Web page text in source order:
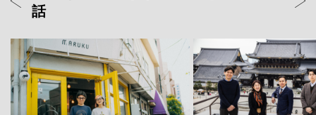
」店長・
ういう場
こから何
岡山天音に聞く、変容のスリルと変
わらない自分——連載「そこから何
が見えますか」12
話